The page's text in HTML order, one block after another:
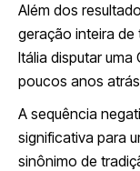
Além dos
geração inteira
Itália disputar
poucos anos
A sequência
significativa para
sinônimo de